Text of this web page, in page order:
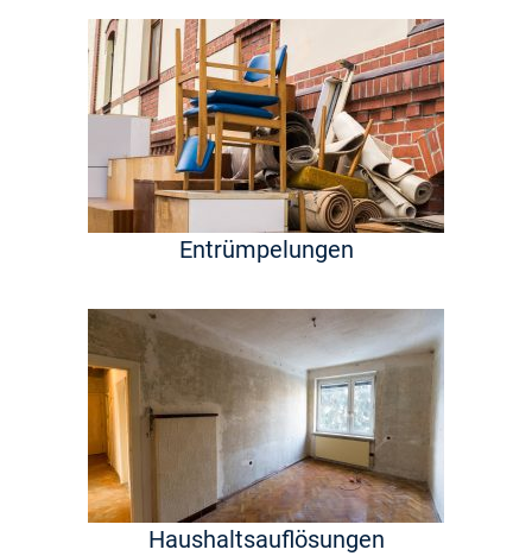
Entrümpelungen
Haushaltsauflösungen